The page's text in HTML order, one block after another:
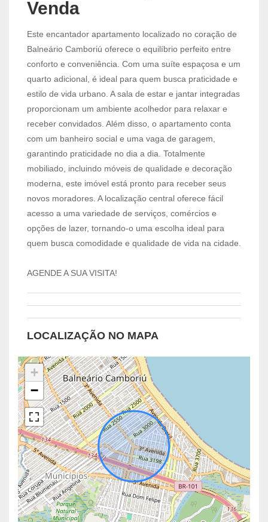
Venda
Este encantador apartamento localizado no coração de
Balneário Camboriú oferece o equilíbrio perfeito entre
conforto e conveniência. Com uma suíte espaçosa e um
quarto adicional, é ideal para quem busca praticidade e
estilo de vida urbano. A sala de estar e jantar integradas
proporcionam um ambiente acolhedor para relaxar e
receber convidados. Além disso, o apartamento conta
com um banheiro social e uma vaga de garagem,
garantindo praticidade no dia a dia. Totalmente
mobiliado, incluindo móveis de qualidade e decoração
moderna, este imóvel está pronto para receber seus
novos moradores. A localização central oferece fácil
acesso a uma variedade de serviços, comércios e
opções de lazer, tornando-o uma escolha ideal para
quem busca comodidade e qualidade de vida na cidade.
AGENDE A SUA VISITA!
LOCALIZAÇÃO NO MAPA
+
−